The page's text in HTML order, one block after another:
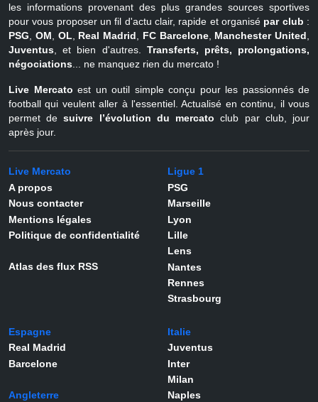
les informations provenant des plus grandes sources sportives
pour vous proposer un fil d'actu clair, rapide et organisé par club :
PSG
OM OL Real Madrid FC Barcelone, Manchester United
Juventus , et bien d'autres. Transferts, prêts, prolongations,
négociations ... ne manquez rien du mercato !
Live Mercato est un outil simple conçu pour les passionnés de
football qui veulent aller à l'essentiel. Actualisé en continu, il vous
permet desuivre l’évolution du mercato club par club, jour
après jour.
Live Mercato
A propos
Nous contacter
Mentions légales
Politique de confidentialité
Atlas des flux RSS
Ligue 1
PSG
Marseille
Lyon
Lille
Lens
Nantes
Rennes
Strasbourg
Espagne
Real Madrid
Barcelone
Angleterre
Italie
Juventus
Inter
Milan
Naples